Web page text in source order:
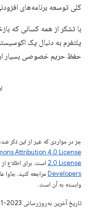
کلی توسعه برنامه‌های
با تشکر از همه کسانی که
پلتفرم به دنبال یک
حفظ حریم خصوصی بسیار
جز در مواردی که غیر از این ذکر
Attribution 4.0 License
2.0 License است. برای اطلاع از
Developers‏
وابسته به آن است.
تاریخ آخرین به‌روزرسانی 2023-11-16 به‌وقت ساعت هماهنگ جهانی.